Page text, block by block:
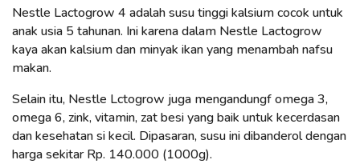
Nestle Lactogrow 4 adalah susu tinggi kalsium cocok untuk
anak usia 5 tahunan. Ini karena dalam Nestle Lactogrow
kaya akan kalsium dan minyak ikan yang menambah nafsu
makan.
Selain itu, Nestle Lctogrow juga mengandungf omega 3,
omega 6, zink, vitamin, zat besi yang baik untuk kecerdasan
dan kesehatan si kecil. Dipasaran, susu ini dibanderol dengan
harga sekitar Rp. 140.000 (1000g).